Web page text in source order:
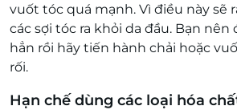
vuốt tóc quá mạnh. Vì điều này sẽ
các sợi tóc ra khỏi da đầu. Bạn
hẳn rồi hãy tiến hành chải hoặc
rối.
Hạn chế dùng các loại hóa